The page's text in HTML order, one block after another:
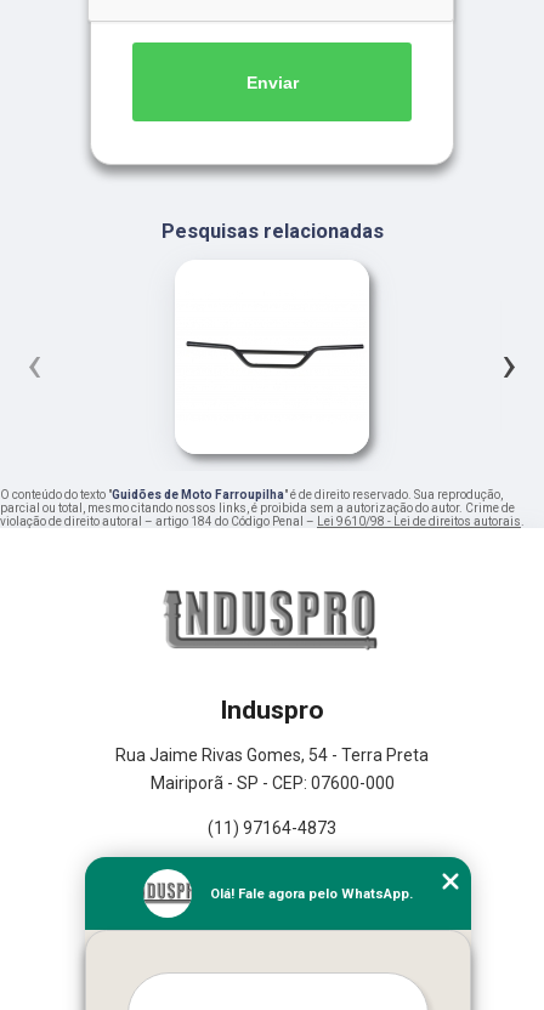
Enviar
Pesquisas relacionadas
‹ ›
O conteúdo do texto "Guidões de Moto Farroupilha" é de direito reservado. Sua reprodução,
parcial ou total, mesmo citando nossos links, é proibida sem a autorização do autor. Crime de
violação de direito autoral – artigo 184 do Código Penal – Lei 9610/98 - Lei de direitos autorais.
Induspro
Rua Jaime Rivas Gomes, 54 - Terra Preta
Mairiporã - SP - CEP: 07600-000
(11) 97164-4873
Empresa
Missão
Olá! Fale agora pelo WhatsApp.